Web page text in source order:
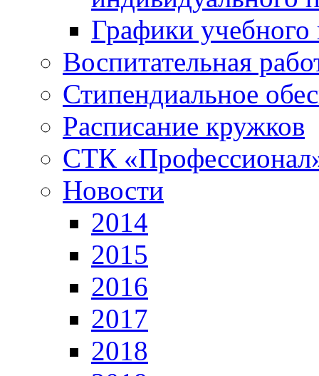
Графики учебного
Воспитательная
Стипендиальное
Расписание кружков
СТК
Новости
2014
2015
2016
2017
2018